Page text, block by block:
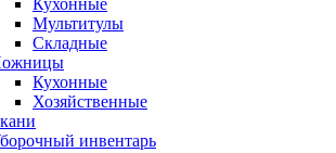
Кухонные
Мультитулы
Складные
Кухонные
Хозяйственные
инвентарь